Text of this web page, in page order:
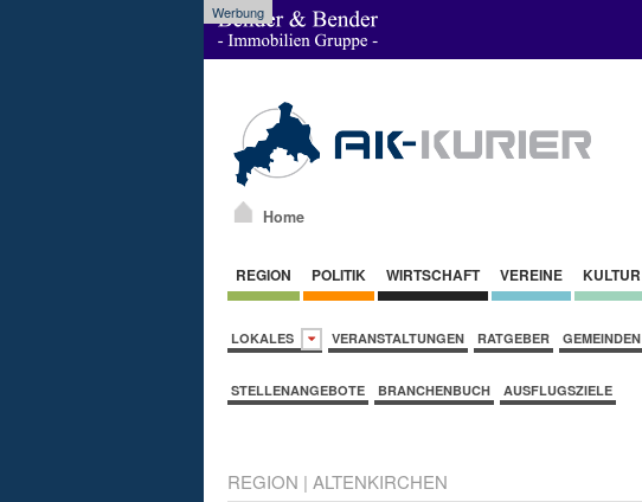
Werbung
Home
REGION POLITIK WIRTSCHAFT VEREINE KULTUR
LOKALES VERANSTALTUNGEN RATGEBER GEMEINDEN
STELLENANGEBOTE BRANCHENBUCH AUSFLUGSZIELE
REGION | ALTENKIRCHEN